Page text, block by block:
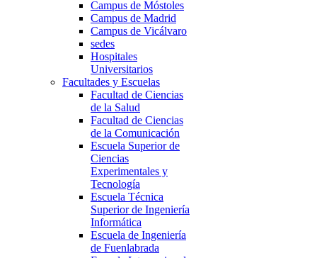
Campus de Móstoles
Campus de Madrid
Campus de Vicálvaro
sedes
Hospitales
Universitarios
Facultades y Escuelas
Facultad de Ciencias
de la Salud
Facultad de Ciencias
de la Comunicación
Escuela Superior de
Ciencias
Experimentales y
Tecnología
Escuela Técnica
Superior de Ingeniería
Informática
Escuela de Ingeniería
de Fuenlabrada